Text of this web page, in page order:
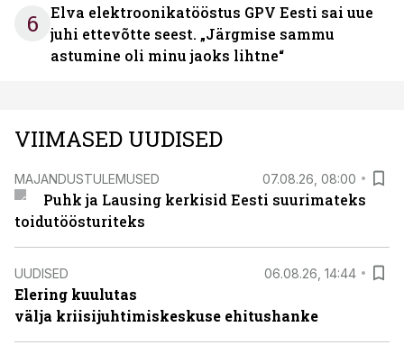
6
Elva elektroonikatööstus GPV Eesti sai uue
juhi ettevõtte seest. „Järgmise sammu
astumine oli minu jaoks lihtne“
VIIMASED UUDISED
MAJANDUSTULEMUSED 07.08.26, 08:00
Puhk ja Lausing kerkisid Eesti suurimateks
toidutöösturiteks
UUDISED 06.08.26, 14:44
Elering kuulutas
välja kriisijuhtimiskeskuse ehitushanke